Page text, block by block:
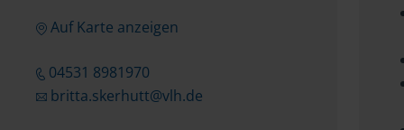
Auf Karte anzeigen
04531 8981970
britta.skerhutt@vlh.de